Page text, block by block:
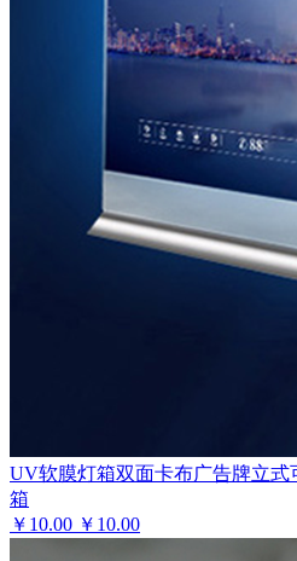
UV软膜灯箱双面卡布广告牌立
箱
￥ 10.00 ￥10.00